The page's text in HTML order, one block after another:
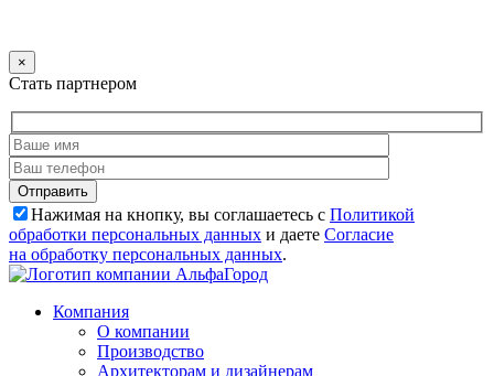
×
Стать партнером
Нажимая на кнопку, вы соглашаетесь с Политикой
обработки персональных данных и даете Согласие
на обработку персональных данных.
Компания
О компании
Производство
Архитекторам и дизайнерам